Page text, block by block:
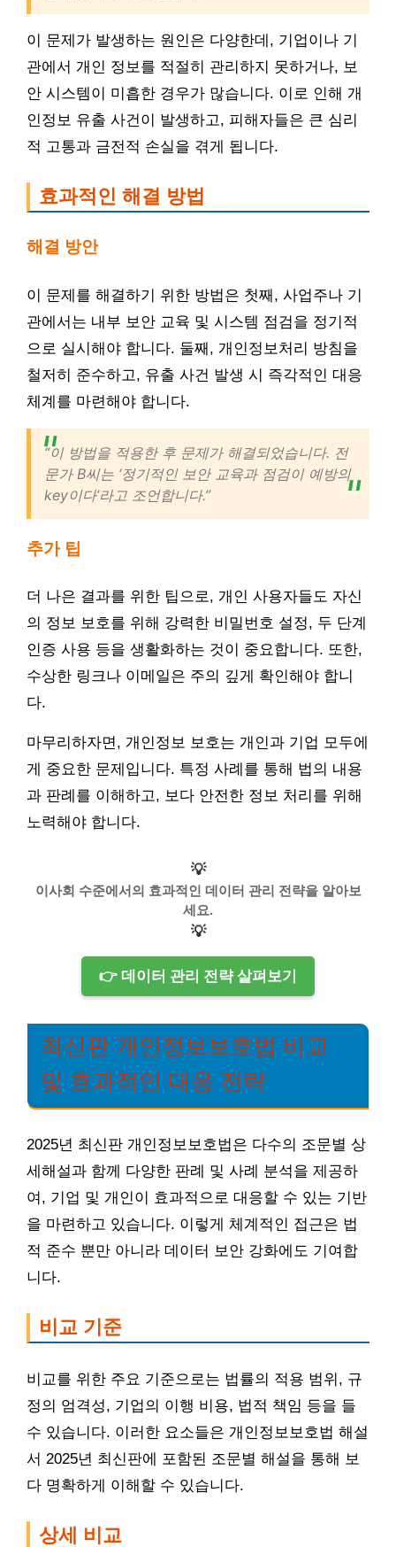
이 문제가 발생하는 원인은 다양한데, 기업이나 기
관에서 개인 정보를 적절히 관리하지 못하거나, 보
안 시스템이 미흡한 경우가 많습니다. 이로 인해 개
인정보 유출 사건이 발생하고, 피해자들은 큰 심리
적 고통과 금전적 손실을 겪게 됩니다.
효과적인 해결 방법
해결 방안
이 문제를 해결하기 위한 방법은 첫째, 사업주나 기
관에서는 내부 보안 교육 및 시스템 점검을 정기적
으로 실시해야 합니다. 둘째, 개인정보처리 방침을
철저히 준수하고, 유출 사건 발생 시 즉각적인 대응
체계를 마련해야 합니다.
“이 방법을 적용한 후 문제가 해결되었습니다. 전
문가 B씨는 ‘정기적인 보안 교육과 점검이 예방의
key이다’라고 조언합니다.”
추가 팁
더 나은 결과를 위한 팁으로, 개인 사용자들도 자신
의 정보 보호를 위해 강력한 비밀번호 설정, 두 단계
인증 사용 등을 생활화하는 것이 중요합니다. 또한,
수상한 링크나 이메일은 주의 깊게 확인해야 합니
다.
마무리하자면, 개인정보 보호는 개인과 기업 모두에
게 중요한 문제입니다. 특정 사례를 통해 법의 내용
과 판례를 이해하고, 보다 안전한 정보 처리를 위해
노력해야 합니다.
💡
이사회 수준에서의 효과적인 데이터 관리 전략을 알아보
세요.
💡
👉 데이터 관리 전략 살펴보기
최신판 개인정보보호법 비교
및 효과적인 대응 전략
2025년 최신판 개인정보보호법은 다수의 조문별 상
세해설과 함께 다양한 판례 및 사례 분석을 제공하
여, 기업 및 개인이 효과적으로 대응할 수 있는 기반
을 마련하고 있습니다. 이렇게 체계적인 접근은 법
적 준수 뿐만 아니라 데이터 보안 강화에도 기여합
니다.
비교 기준
비교를 위한 주요 기준으로는 법률의 적용 범위, 규
정의 엄격성, 기업의 이행 비용, 법적 책임 등을 들
수 있습니다. 이러한 요소들은 개인정보보호법 해설
서 2025년 최신판에 포함된 조문별 해설을 통해 보
다 명확하게 이해할 수 있습니다.
상세 비교